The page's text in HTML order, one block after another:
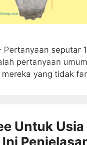
Pertanyaan seputar
pertanyaan
yang tidak
Untuk